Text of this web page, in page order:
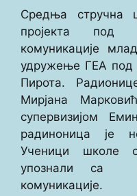
Средња стручна
пројекта под
комуникације
удружење ГЕА под
Пирота.
Мирјана
супервизијом
радиноница је
Ученици школе
упознали са
комуникације.